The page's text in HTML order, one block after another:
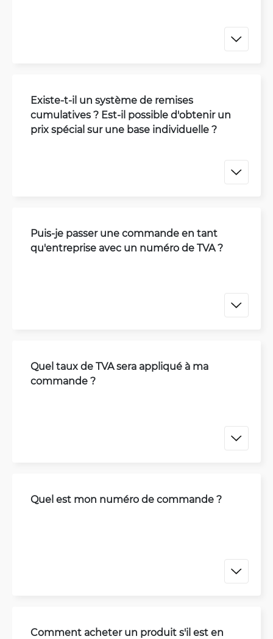
Existe-t-il un système de remises
cumulatives ? Est-il possible d'obtenir un
prix spécial sur une base individuelle ?
Puis-je passer une commande en tant
qu'entreprise avec un numéro de TVA ?
Quel taux de TVA sera appliqué à ma
commande ?
Quel est mon numéro de commande ?
Comment acheter un produit s'il est en